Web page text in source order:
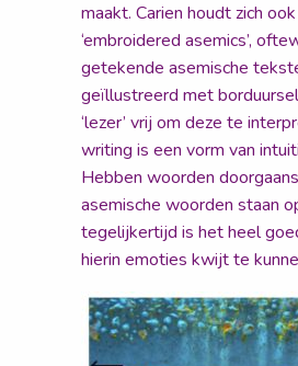
maakt. Carien houdt zich
‘embroidered asemics’,
getekende asemische
geïllustreerd met
‘lezer’ vrij om deze te
writing is een vorm van
Hebben woorden
asemische woorden staan
tegelijkertijd is het heel
hierin emoties kwijt te